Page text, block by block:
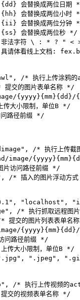
位日期
位小时
位分钟
位秒 */
? " < >
/* 执行上传涂鸦的
的图片表单名称 */
小限制，单位B */
径前缀 */
/* 执行上传截
{yyyy}{mm}{dd}/
问路径前缀 */
插入的图片浮动方
"localhost",
* 执行抓取远程图
的图片列表表单名
径前缀 */
大小限制，单位B */
".jpeg", ".gif",
执行上传视频的
视频表单名称 */